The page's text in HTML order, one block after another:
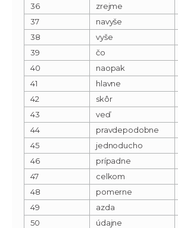
36
zrejme
37
navyše
38
vyše
39
čo
40
naopak
41
hlavne
42
skôr
43
veď
44
pravdepodobne
45
jednoducho
46
prípadne
47
celkom
48
pomerne
49
azda
50
údajne